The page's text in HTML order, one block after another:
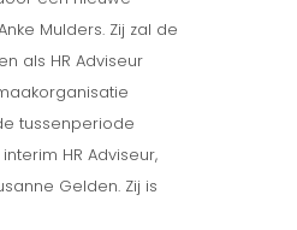
Mulders. Zij zal de
als HR Adviseur
tussenperiode
HR Adviseur,
Gelden. Zij is